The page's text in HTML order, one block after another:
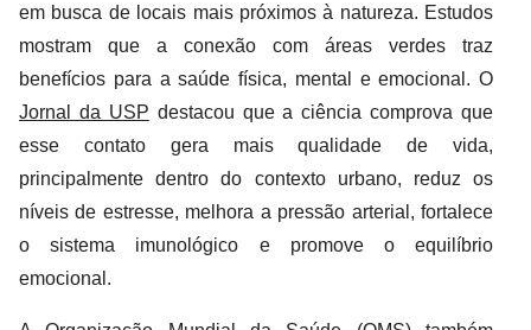
em busca de locais mais próximos à natureza. Estudos
mostram que a conexão com áreas verdes traz
benefícios para a saúde física, mental e emocional. O
Jornal da USP destacou que a ciência comprova que
esse contato gera mais qualidade de vida,
principalmente dentro do contexto urbano, reduz os
níveis de estresse, melhora a pressão arterial, fortalece
o sistema imunológico e promove o equilíbrio
emocional.